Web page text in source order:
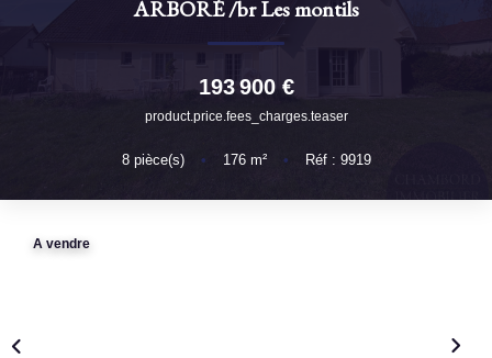
Estimation Par Un Professionnel
GESTION
ARBORÉ/brLes montils
193 900 €
product.price.fees_charges.teaser
8pièce(s) • 176m² • Réf : 9919
A vendre